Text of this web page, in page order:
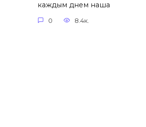
каждым днем наша
0 8.4к.